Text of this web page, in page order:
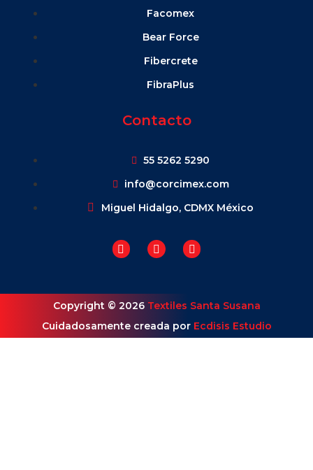
Facomex
Bear Force
Fibercrete
FibraPlus
Contacto
55 5262 5290
info@corcimex.com
Miguel Hidalgo, CDMX México
Copyright © 2026 Textiles Santa Susana
Cuidadosamente creada por Ecdisis Estudio